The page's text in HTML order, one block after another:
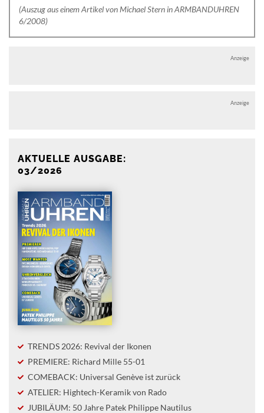
(Auszug aus einem Artikel von Michael Stern in ARMBANDUHREN
6/2008)
Anzeige
Anzeige
AKTUELLE AUSGABE:
03/2026
TRENDS 2026: Revival der Ikonen
PREMIERE: Richard Mille 55-01
COMEBACK: Universal Genève ist zurück
ATELIER: Hightech-Keramik von Rado
JUBILÄUM: 50 Jahre Patek Philippe Nautilus